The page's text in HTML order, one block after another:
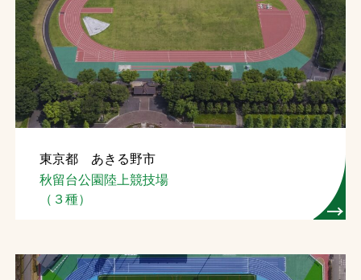
InstagramFacebook
YouTube
文字の見えづらさや操作にお困りの方へ
東京都 あきる野市
秋留台公園陸上競技場
（３種）